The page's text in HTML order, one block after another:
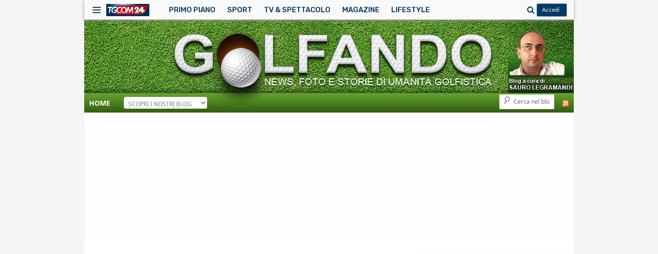
PRIMO PIANO SPORT TV & SPETTACOLO MAGAZINE LIFESTYLE
Cerca
HOME